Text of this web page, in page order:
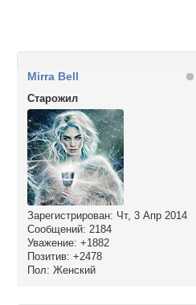
Mirra Bell
Cтарожил
Зарегистрирован: Чт, 3 Апр 2014
Сообщений: 2184
Уважение: +1882
Позитив: +2478
Пол: Женский